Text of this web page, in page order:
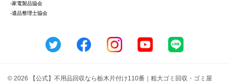
-家電製品協会
-遺品整理士協会
© 2026 【公式】不用品回収なら栃木片付け110番｜粗大ゴミ回収・ゴミ屋